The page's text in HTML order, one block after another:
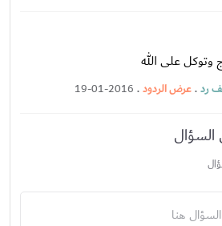
وتوكل على الله
رد.عرض الردود.
19-01-2016
السؤال
هنا